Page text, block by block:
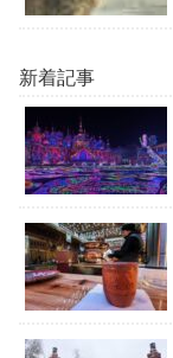
新着記事